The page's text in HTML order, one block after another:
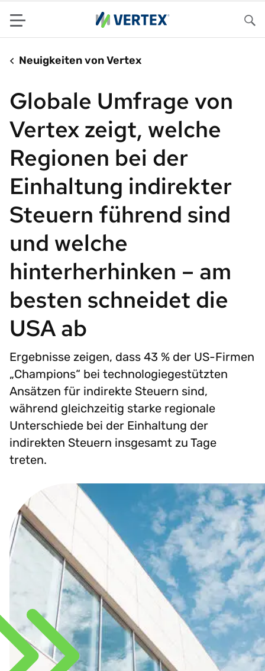
Menu
Neuigkeiten von Vertex
Globale Umfrage von
Vertex zeigt, welche
Regionen bei der
Einhaltung indirekter
Steuern führend sind
und welche
hinterherhinken – am
besten schneidet die
USA ab
Ergebnisse zeigen, dass 43 % der US-Firmen
„Champions“ bei technologiegestützten
Ansätzen für indirekte Steuern sind,
während gleichzeitig starke regionale
Unterschiede bei der Einhaltung der
indirekten Steuern insgesamt zu Tage
treten.